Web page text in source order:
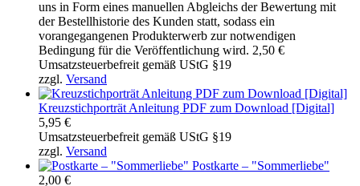
uns in Form eines manuellen Abgleichs der Bewertung mit
der Bestellhistorie des Kunden statt, sodass ein
vorangegangenen Produkterwerb zur notwendigen
Bedingung für die Veröffentlichung wird. 2,50 €
Umsatzsteuerbefreit gemäß UStG §19
zzgl. Versand
Kreuzstichporträt Anleitung PDF zum Download [Digital]
5,95 €
Umsatzsteuerbefreit gemäß UStG §19
zzgl. Versand
Postkarte – "Sommerliebe"
2,00 €